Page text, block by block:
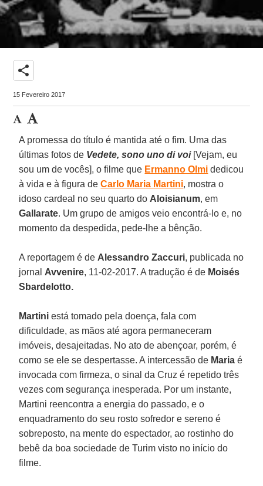
share
15 Fevereiro 2017
A promessa do título é mantida até o fim. Uma das
últimas fotos de Vedete, sono uno di voi [Vejam, eu
sou um de vocês], o filme que Ermanno Olmi dedicou
à vida e à figura deCarlo Maria Martini, mostra o
idoso cardeal no seu quarto do Aloisianum, em
Gallarate. Um grupo de amigos veio encontrá-lo e, no
momento da despedida, pede-lhe a bênção.
A reportagem é de Alessandro Zaccuri, publicada no
jornal Avvenire, 11-02-2017. A tradução é de Moisés
Sbardelotto.
Martini está tomado pela doença, fala com
dificuldade, as mãos até agora permaneceram
imóveis, desajeitadas. No ato de abençoar, porém, é
como se ele se despertasse. A intercessão de Maria é
invocada com firmeza, o sinal da Cruz é repetido três
vezes com segurança inesperada. Por um instante,
Martini reencontra a energia do passado, e o
enquadramento do seu rosto sofredor e sereno é
sobreposto, na mente do espectador, ao rostinho do
bebê da boa sociedade de Turim visto no início do
filme.